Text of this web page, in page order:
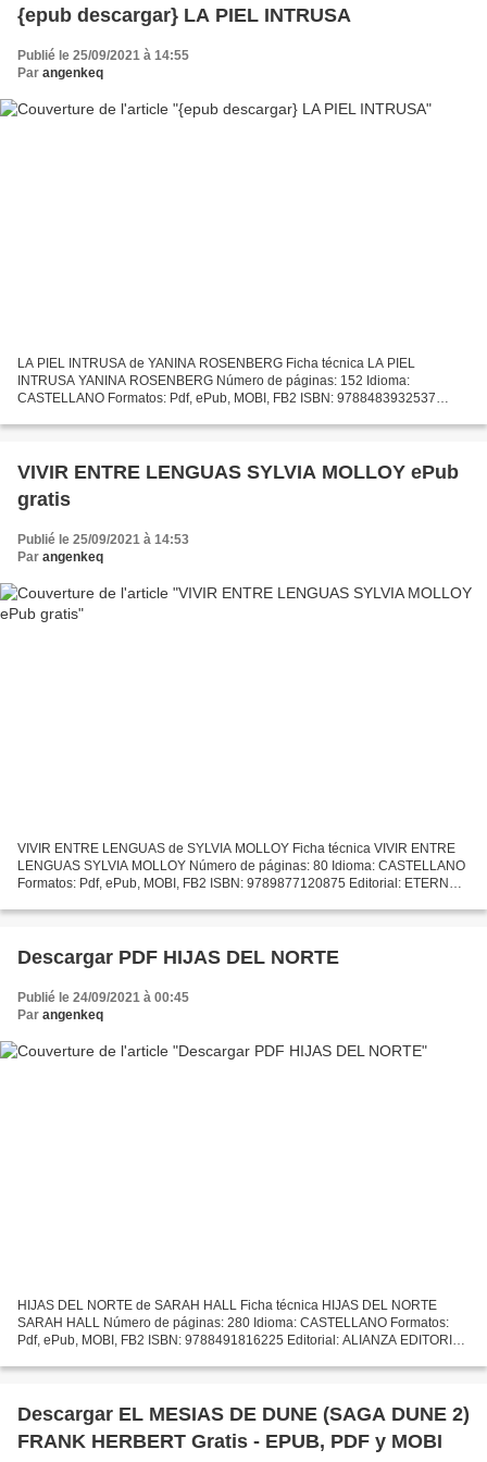
{epub descargar} LA PIEL INTRUSA
Publié le 25/09/2021 à 14:55
Par angenkeq
LA PIEL INTRUSA de YANINA ROSENBERG Ficha técnica LA PIEL
INTRUSA YANINA ROSENBERG Número de páginas: 152 Idioma:
CASTELLANO Formatos: Pdf, ePub, MOBI, FB2 ISBN: 9788483932537
gratis Ebooks...
VIVIR ENTRE LENGUAS SYLVIA MOLLOY ePub
gratis
Publié le 25/09/2021 à 14:53
Par angenkeq
VIVIR ENTRE LENGUAS de SYLVIA MOLLOY Ficha técnica VIVIR ENTRE
LENGUAS SYLVIA MOLLOY Número de páginas: 80 Idioma: CASTELLANO
Formatos: Pdf, ePub, MOBI, FB2 ISBN: 9789877120875 Editorial: ETERNA
Descargar PDF HIJAS DEL NORTE
Publié le 24/09/2021 à 00:45
Par angenkeq
HIJAS DEL NORTE de SARAH HALL Ficha técnica HIJAS DEL NORTE
SARAH HALL Número de páginas: 280 Idioma: CASTELLANO Formatos:
Pdf, ePub, MOBI, FB2 ISBN: 9788491816225 Editorial: ALIANZA EDITORIAL
Descargar EL MESIAS DE DUNE (SAGA DUNE 2)
FRANK HERBERT Gratis - EPUB, PDF y MOBI